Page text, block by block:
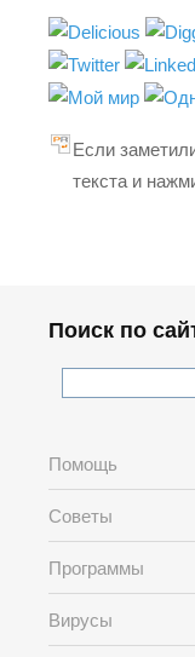
Если
текста и
Поиск по
Помощь
Советы
Программы
Вирусы